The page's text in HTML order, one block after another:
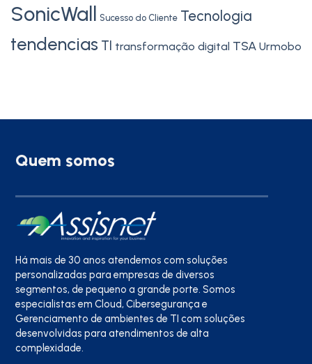
SonicWall Sucesso do Cliente Tecnologia
tendencias TI transformação digital TSA Urmobo
Quem somos
Há mais de 30 anos atendemos com soluções
personalizadas para empresas de diversos
segmentos, de pequeno a grande porte. Somos
especialistas em Cloud, Cibersegurança e
Gerenciamento de ambientes de TI com soluções
desenvolvidas para atendimentos de alta
complexidade.